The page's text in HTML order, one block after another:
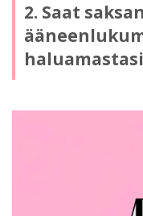
2. Saat